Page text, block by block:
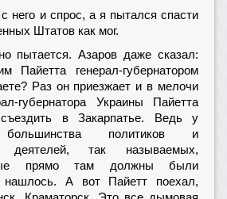
него и спрос, а я пытался спасти
Штатов как мог.
пытается. Азаров даже сказал:
Пайетта генерал-губернатором
Раз он приезжает и в мелочи
губернатора Украины Пайетта
в Закарпатье. Ведь у
большинства политиков и
деятелей, так называемых,
прямо там должны были
нашлось. А вот Пайетт поехал,